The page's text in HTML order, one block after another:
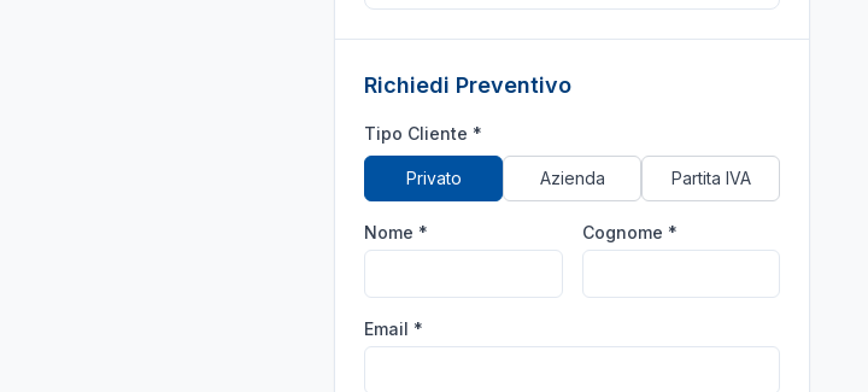
Richiedi Preventivo
Tipo Cliente *
Privato Azienda Partita IVA
Nome * Cognome *
Email *